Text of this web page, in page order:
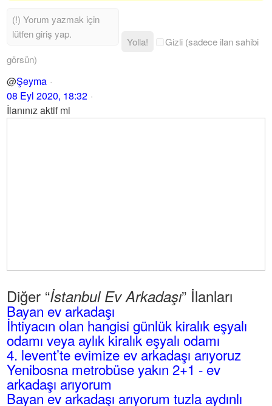
Yolla!
Gizli (sadece ilan sahibi
görsün)
@Şeyma
08 Eyl 2020, 18:32
İlanınız aktif mi
Diğer “İstanbul Ev Arkadaşı” İlanları
Bayan ev arkadaşı
İhtiyacın olan hangisi günlük kiralık eşyalı
odamı veya aylık kiralık eşyalı odamı
4. levent’te evimize ev arkadaşı arıyoruz
Yenibosna metrobüse yakın 2+1 - ev
arkadaşı arıyorum
Bayan ev arkadaşı arıyorum tuzla aydınlı